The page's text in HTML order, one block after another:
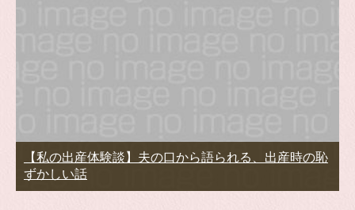
【私の出産体験談】夫の口から語られる、出産時の恥
ずかしい話